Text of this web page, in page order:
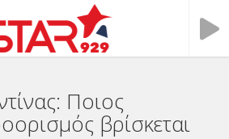
Ποιος
βρίσκεται